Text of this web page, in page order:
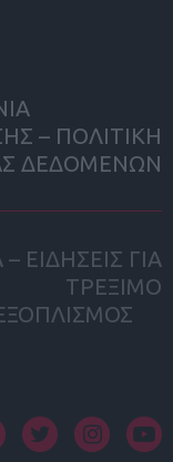
– ΠΟΛΙΤΙΚΗ
ΔΕΔΟΜΕΝΩΝ
ΕΙΔΗΣΕΙΣ ΓΙΑ
ΤΡΕΞΙΜΟ